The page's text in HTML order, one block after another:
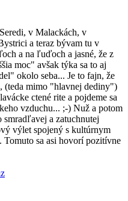
v Malackách, v
a teraz bývam tu v
a na ľuďoch a jasné, že z
moc" avšak týka sa to aj
okolo seba... Je to fajn, že
(teda mimo "hlavnej dediny")
ctené rite a pojdeme sa
vzduchu... ;-) Nuž a potom
a zatuchnutej
výlet spojený s kultúrnym
sa asi hovorí pozitívne